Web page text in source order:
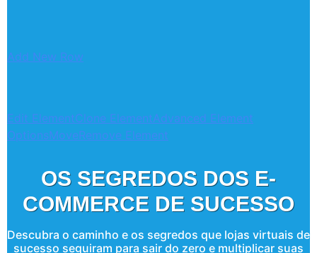
Add New Row
Edit ElementClone ElementAdvanced Element
OptionsMoveRemove Element
OS SEGREDOS DOS E-
COMMERCE DE SUCESSO
Descubra o caminho e os segredos que lojas virtuais de
sucesso seguiram para sair do zero e multiplicar suas